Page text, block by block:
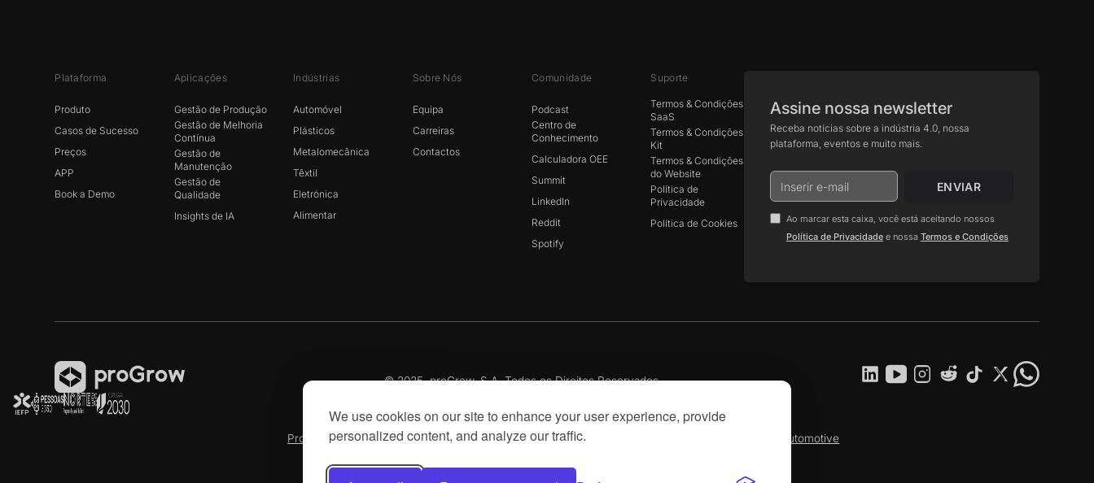
We use cookies on our site to enhance your user experience, provide
personalized content, and analyze our traffic.
Plataforma
Produto
Casos de Sucesso
Preços
APP
Book a Demo
Aplicações
Gestão de Produção
Gestão de Melhoria
Contínua
Gestão de
Manutenção
Gestão de
Qualidade
Insights de IA
Indústrias
Automóvel
Plásticos
Metalomecânica
Têxtil
Eletrónica
Alimentar
Sobre Nós
Equipa
Carreiras
Contactos
Comunidade
Podcast
Centro de
Conhecimento
Calculadora OEE
Summit
LinkedIn
Reddit
Spotify
Suporte
Termos & Condições
SaaS
Termos & Condições
Kit
Termos & Condições
do Website
Política de
Privacidade
Política de Cookies
Assine nossa newsletter
Receba notícias sobre a indústria 4.0, nossa
plataforma, eventos e muito mais.
Ao marcar esta caixa, você está aceitando nossos
Política de Privacidadee nossa Termos e Condições.
© 2025, proGrow, S.A. Todos os Direitos Reservados
Produtech R3 DIH Automotive